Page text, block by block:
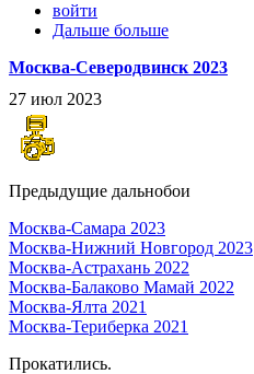
войти
Дальше больше
Москва-Северодвинск 2023
27 июл 2023
Предыдущие дальнобои
Москва-Самара 2023
Москва-Нижний Новгород 2023
Москва-Астрахань 2022
Москва-Балаково Мамай 2022
Москва-Ялта 2021
Москва-Териберка 2021
Прокатились.